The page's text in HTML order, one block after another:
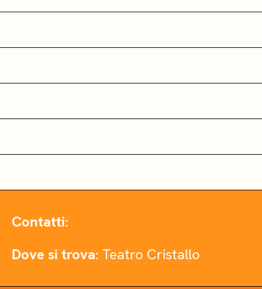
Contatti:
Dove si trova: Teatro Cristallo